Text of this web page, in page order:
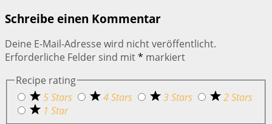
Schreibe einen Kommentar
Deine E-Mail-Adresse wird nicht veröffentlicht.
Erforderliche Felder sind mit* markiert
Recipe rating
5 Stars
4 Stars 3 Stars
2 Stars
1 Star